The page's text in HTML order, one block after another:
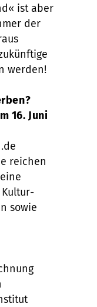
ist aber
der
werden!
16. Juni
reichen
sowie